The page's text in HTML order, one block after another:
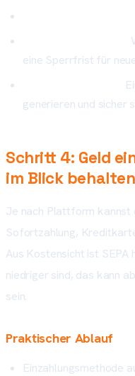
eine Sperrfrist für
generieren und sicher
Schritt 4: Geld
im Blick behalten
Je nach Plattform kannst
Sofortzahlung,
Aus Kostensicht ist
niedriger sind, das kann
sein.
Praktischer Ablauf
Einzahlungsmethode